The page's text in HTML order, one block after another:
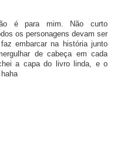
é para mim. Não curto
os personagens devam ser
embarcar na história junto
de cabeça em cada
a capa do livro linda, e o